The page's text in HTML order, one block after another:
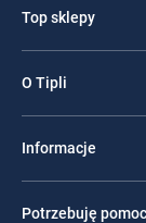
Top sklepy
O Tipli
Informacje
Potrzebuję